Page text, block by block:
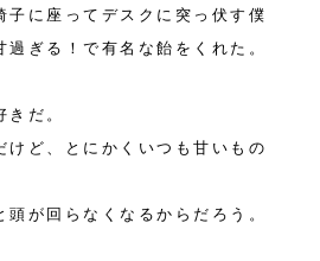
子に座ってデスクに突っ伏す僕
過ぎる！で有名な飴をくれた。
きだ。
けど、とにかくいつも甘いもの
頭が回らなくなるからだろう。